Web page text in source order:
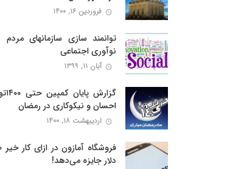
فروردین ۱۶, ۱۴۰۰
توانمند سازی سازمانهای مردم
نوآوری اجتماعی
آبان ۱۱, ۱۳۹۹
گزارش
احسان و نیکوکاری در رمضان
اردیبهشت ۱۸, ۱۴۰۰
دلار جایزه می‌دهد!